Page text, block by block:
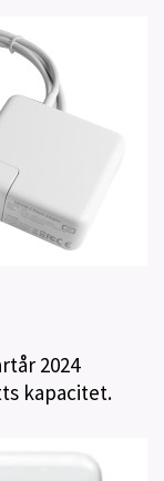
2024
kapacitet.